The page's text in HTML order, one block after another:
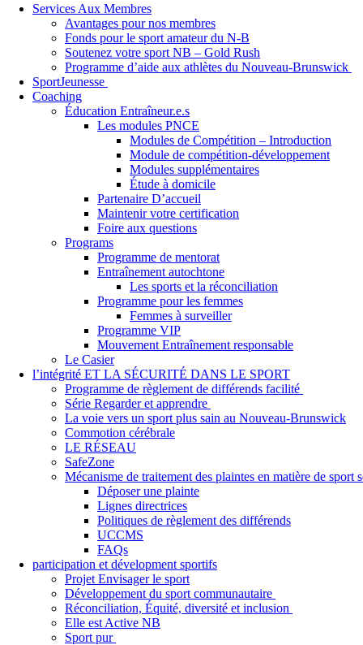
Services Aux Membres
Avantages pour nos membres
Fonds pour le sport amateur du N-B
Soutenez votre sport NB – Gold Rush
Programme d’aide aux athlètes du Nouveau-Brunswick
SportJeunesse
Coaching
Éducation Entraîneur.e.s
Les modules PNCE
Modules de Compétition – Introduction
Module de compétition-développement
Modules supplémentaires
Étude à domicile
Partenaire D’accueil
Maintenir votre certification
Foire aux questions
Programs
Programme de mentorat
Entraînement autochtone
Les sports et la réconciliation
Programme pour les femmes
Femmes à surveiller
Programme VIP
Mouvement Entraînement responsable
Le Casier
l’intégrité ET LA SÉCURITÉ DANS LE SPORT
Programme de règlement de différends facilité
Série Regarder et apprendre
La voie vers un sport plus sain au Nouveau-Brunswick
Commotion cérébrale
LE RÉSEAU
SafeZone
Mécanisme de traitement des plaintes en matière de
Déposer une plainte
Lignes directrices
Politiques de règlement des différends
UCCMS
FAQs
participation et dévelopment sportifs
Projet Envisager le sport
Développement du sport communautaire
Réconciliation, Équité, diversité et inclusion
Elle est Active NB
Sport pur